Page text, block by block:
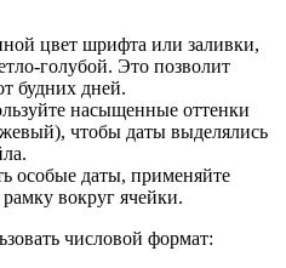
цвет шрифта или заливки,
голубой. Это позволит
будних дней.
насыщенные оттенки
чтобы даты выделялись
особые даты, применяйте
вокруг ячейки.
числовой формат: